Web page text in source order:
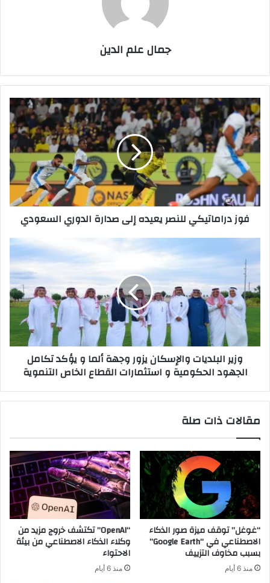
جمال علم الدين
فوز
دراماتيكي
للنصر
يعيده
إلى
صدارة
الدوري
السعودي
فوز دراماتيكي للنصر يعيده إلى صدارة الدوري السعودي
والإسكان
يزور
وجهة
ألما
يؤكد
تكامل
الجهود
الحكومية
الخاص
وزير البلديات والإسكان يزور وجهة ألما و يؤكد تكامل
الجهود الحكومية و استثمارات القطاع الخاص التنموية
مقالات ذات صلة
“غوغل” توقف ميزة صور الذكاء
الاصطناعي في “Google Earth”
بسبب مخاوف التزييف
منذ 6 أيام
“OpenAI” تكتشف خروج مزيد من
وكلاء الذكاء الاصطناعي من بيئة
الاحتواء
منذ 6 أيام